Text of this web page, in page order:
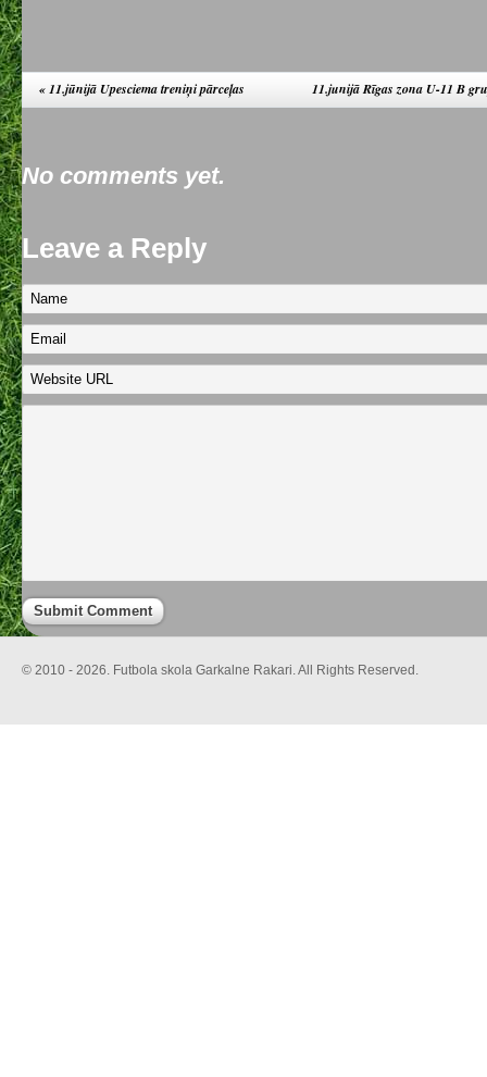
«11.jūnijā Upesciema treniņi pārceļas 11.junijā Rīgas zona U-11 B
No comments yet.
Leave a Reply
© 2010 - 2026. Futbola skola Garkalne Rakari. All Rights Reserved.